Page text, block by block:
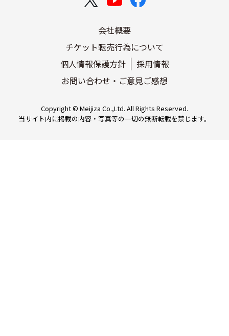
会社概要
チケット転売行為について
個人情報保護方針
採用情報
お問い合わせ・ご意見ご感想
Copyright © Meijiza Co.,Ltd. All Rights Reserved.
当サイト内に掲載の内容・写真等の一切の無断転載を禁じます。